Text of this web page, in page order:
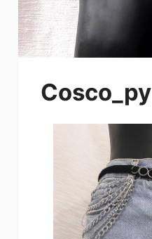
Cosco_py